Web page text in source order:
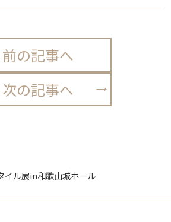
前の記事へ
次の記事へ
イル展in和歌山城ホール